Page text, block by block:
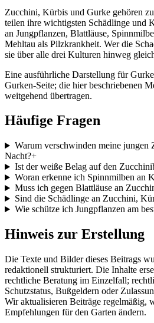
Zucchini, Kürbis und Gurke gehören
teilen ihre wichtigsten Schädlinge und
an Jungpflanzen, Blattläuse,
Mehltau als Pilzkrankheit. Wer die
sie über alle drei Kulturen hinweg
Eine ausführliche Darstellung für
Gurken-Seite; die hier beschriebenen
weitgehend übertragen.
Häufige Fragen
Warum verschwinden meine jungen
Nacht?+
Ist der weiße Belag auf den
Woran erkenne ich Spinnmilben an
Muss ich gegen Blattläuse an
Sind die Schädlinge an Zucchini,
Wie schütze ich Jungpflanzen am
Hinweis zur Erstellung
Die Texte und Bilder dieses Beitrags
redaktionell strukturiert. Die Inhalte
rechtliche Beratung im Einzelfall;
Schutzstatus, Bußgeldern oder
Wir aktualisieren Beiträge regelmäßig,
Empfehlungen für den Garten ändern.